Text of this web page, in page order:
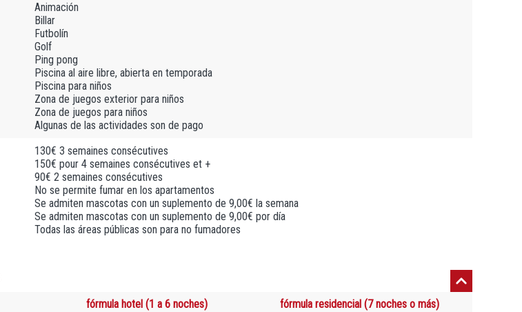
Animación
Billar
Futbolín
Golf
Ping pong
Piscina al aire libre, abierta en temporada
Piscina para niños
Zona de juegos exterior para niños
Zona de juegos para niños
Algunas de las actividades son de pago
130€ 3 semaines consécutives
150€ pour 4 semaines consécutives et +
90€ 2 semaines consécutives
No se permite fumar en los apartamentos
Se admiten mascotas con un suplemento de 9,00€ la semana
Se admiten mascotas con un suplemento de 9,00€ por día
Todas las áreas públicas son para no fumadores
fórmula residencial (7 noches o más)
fórmula hotel (1 a 6 noches)